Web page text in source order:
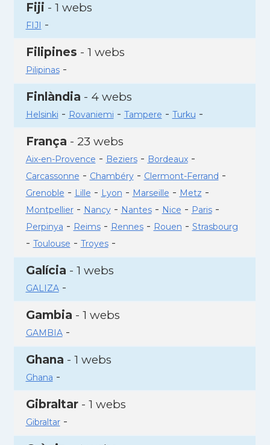
Fiji - 1 webs
FIJI -
Filipines - 1 webs
Pilipinas-
Finlàndia - 4 webs
Helsinki - Rovaniemi - Tampere - Turku -
França - 23 webs
Aix-en-Provence - Beziers- Bordeaux-
Carcassonne - Chambéry- Clermont-Ferrand -
Grenoble - Lille - Lyon - Marseille - Metz -
Montpellier- Nancy- Nantes- Nice - Paris-
Perpinya - Reims- Rennes- Rouen - Strasbourg
- Toulouse - Troyes-
Galícia - 1 webs
GALIZA-
Gambia - 1 webs
GAMBIA-
Ghana - 1 webs
Ghana -
Gibraltar- 1 webs
Gibraltar-